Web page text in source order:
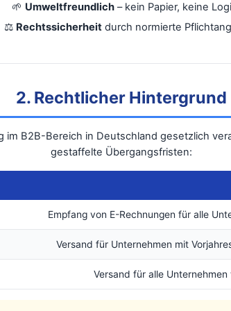
🌱 Umweltfreundlich – kein Papier, keine
⚖️ Rechtssicherheit durch normierte
2. Rechtlicher Hintergrund
im B2B-Bereich in Deutschland gesetzlich
gestaffelte Übergangsfristen:
Empfang von E-Rechnungen für alle
Versand für Unternehmen mit
Versand für alle